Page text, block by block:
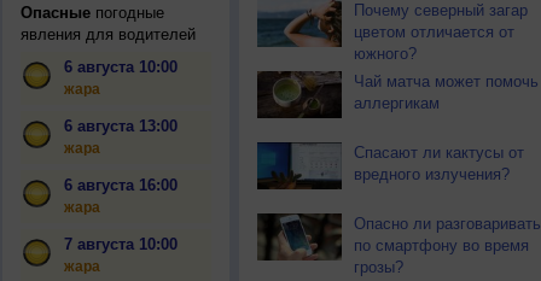
Опасныепогодные
явления для водителей
6 августа 10:00
жара
6 августа 13:00
жара
6 августа 16:00
жара
7 августа 10:00
жара
Почему северный загар
цветом отличается от
южного?
Чай матча может помочь
аллергикам
Спасают ли кактусы от
вредного излучения?
Опасно ли разговаривать
по смартфону во время
грозы?